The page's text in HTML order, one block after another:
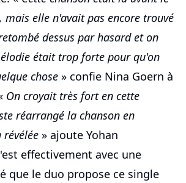
mais elle n'avait pas encore trouvé
dessus par hasard et on
était trop forte pour qu'on
chose » confie Nina Goern à
On croyait très fort en cette
réarrangé la chanson en
» ajoute Yohan
effectivement avec une
que le duo propose ce single